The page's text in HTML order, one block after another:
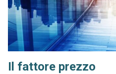
Il fattore prezzo